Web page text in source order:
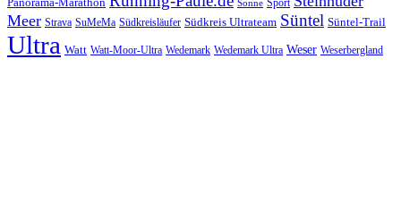
Sonne Sport
Meer Strava SuMeMa Südkreisläufer Südkreis Ultrateam Süntel Süntel-Trail
Ultra Watt Watt-Moor-Ultra Wedemark Wedemark Ultra Weser Weserbergland